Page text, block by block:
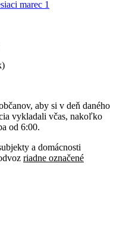
aby si v deň daného
vykladali včas, nakoľko
od 6:00.
a domácnosti
riadne označené